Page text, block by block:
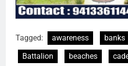
Tagged: awareness banks
Battalion
beaches